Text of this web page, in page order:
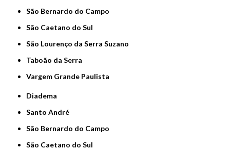
São Bernardo do Campo
São Caetano do Sul
São Lourenço da Serra Suzano
Taboão da Serra
Vargem Grande Paulista
Diadema
Santo André
São Bernardo do Campo
São Caetano do Sul